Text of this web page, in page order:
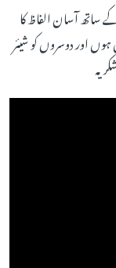
آسان الفاظ کا
اور دوسروں کو شیئر